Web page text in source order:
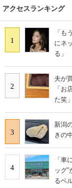
アクセスランキング
1
「も
にネ
る」
2
夫が
「お
た笑
3
新潟
きの
4
「車
ッグ
るベ